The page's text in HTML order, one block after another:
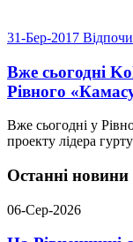
31-Бер-2017
Вже сьогодні
Рівного
Вже сьогодні у
проекту лідера
Останні новини
06-Сер-2026